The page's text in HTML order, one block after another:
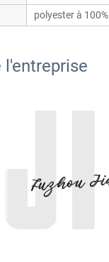
polyester à 100%
l'entreprise